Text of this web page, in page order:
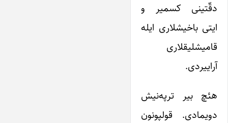
دقّتینی کسمیر و
ایتی باخیشلاری ایله
قامیشلیقلاری
آراییردی.
هئچ بیر ترپه‌نیش
دویمادی. قولپونون